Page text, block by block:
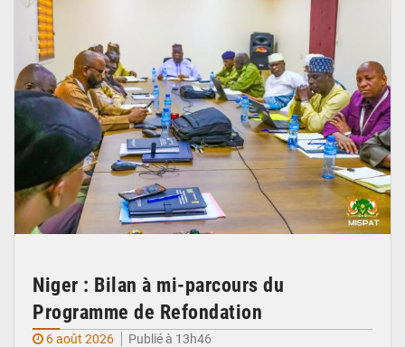
Niger : Bilan à mi-parcours du
Programme de Refondation
6 août 2026 Publié à 13h46